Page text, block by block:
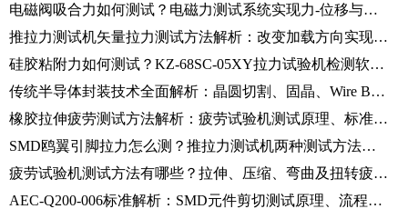
电磁阀吸合力如何测试？电磁力测试系统实现力-位移与驱动参数同步分析
推拉力测试机矢量拉力测试方法解析：改变加载方向实现精准失效分析
硅胶粘附力如何测试？KZ-68SC-05XY拉力试验机检测软材料接触粘附性能
传统半导体封装技术全面解析：晶圆切割、固晶、Wire Bond及推拉力可靠性测试
橡胶拉伸疲劳测试方法解析：疲劳试验机测试原理、标准及步骤介绍
SMD鸥翼引脚拉力怎么测？推拉力测试机两种测试方法对比
疲劳试验机测试方法有哪些？拉伸、压缩、弯曲及扭转疲劳测试解析
AEC-Q200-006标准解析：SMD元件剪切测试原理、流程及推拉力测试机应用